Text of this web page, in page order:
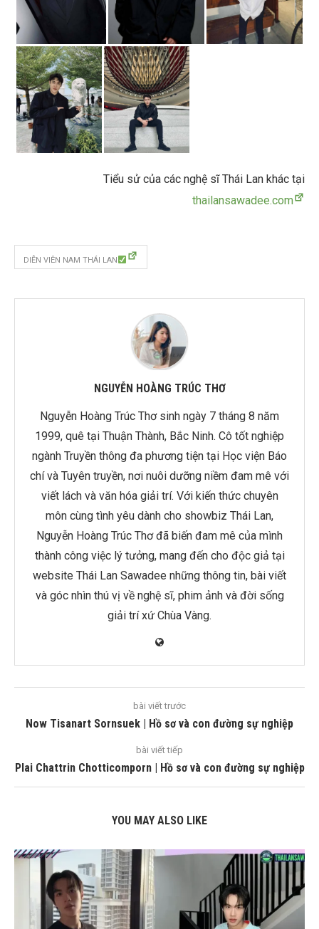
Tiểu sử của các nghệ sĩ Thái Lan khác tại
thailansawadee.com
DIỄN VIÊN NAM THÁI LAN
NGUYỄN HOÀNG TRÚC THƠ
Nguyễn Hoàng Trúc Thơ sinh ngày 7 tháng 8 năm
1999, quê tại Thuận Thành, Bắc Ninh. Cô tốt nghiệp
ngành Truyền thông đa phương tiện tại Học viện Báo
chí và Tuyên truyền, nơi nuôi dưỡng niềm đam mê với
viết lách và văn hóa giải trí. Với kiến thức chuyên
môn cùng tình yêu dành cho showbiz Thái Lan,
Nguyễn Hoàng Trúc Thơ đã biến đam mê của mình
thành công việc lý tưởng, mang đến cho độc giả tại
website Thái Lan Sawadee những thông tin, bài viết
và góc nhìn thú vị về nghệ sĩ, phim ảnh và đời sống
giải trí xứ Chùa Vàng.
bài viết trước
Now Tisanart Sornsuek | Hồ sơ và con đường sự nghiệp
bài viết tiếp
Plai Chattrin Chotticomporn | Hồ sơ và con đường sự nghiệp
YOU MAY ALSO LIKE